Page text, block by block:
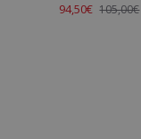
94,50€ 105,00€